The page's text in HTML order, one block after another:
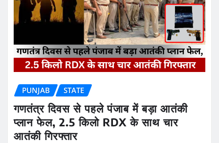
PUNJAB STATE
गणतंत्र दिवस से पहले पंजाब में बड़ा आतंकी
प्लान फेल, 2.5 किलो RDX के साथ चार
आतंकी गिरफ्तार